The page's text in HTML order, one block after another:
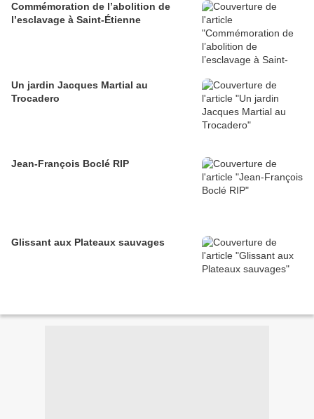
Commémoration de l’abolition de
l’esclavage à Saint-Étienne
Un jardin Jacques Martial au
Trocadero
Jean-François Boclé RIP
Glissant aux Plateaux sauvages